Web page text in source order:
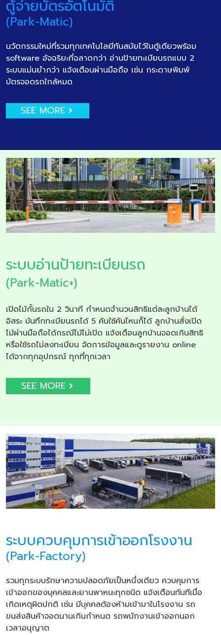
ตู้จ่ายบัตรอัตโนมัติ
(Park-Matic)
นวัตกรรมใหม่ที่รวมทุกเทคโนโลยีทันสมัยไว้ในตู้เดียวพร้อม
software อัจฉริยะที่ฉลาดกว่า อ่านป้ายทะเบียนรถแบบ 2
ระบบแม่นยำกว่า แจ้งเตือนผ่านมือถือ เช่น กระดาษพิมพ์
บัตรจอดรถใกล้หมด
SEE MORE
ระบบอ่านป้ายทะเบียนรถ
(Park-Matic+)
เปิดไม้กั้นรถใน 2 วินาที กำหนดจำนวนสิทธิแต่ละลูกบ้านได้
อิสระ บันทึกทะเบียนรถได้ 5 คันใช้คันไหนก็ได้ ลูกบ้านสั่งเปิด
ไม้ผ่านมือถือได้กรณีไม้ไม่เปิด แจ้งเตือนลูกบ้านจอดเกินสิทธิ
หรือใช้รถไม่ลงทะเบียน จัดการข้อมูลและดูรายงาน online
ได้จากทุกอุปกรณ์ ทุกที่ทุกเวลา
SEE MORE
ระบบควบคุมการเข้าออกโรงงาน
(Park-Factory)
รวมทุกระบบรักษาความปลอดภัยเป็นหนึ่งเดียว ควบคุมการ
เข้าออกของบุคคลและยานพาหนะทุกชนิด แจ้งเตือนทันทีเมื่อ
เกิดเหตุผิดปกติ เช่น มีบุคคลต้องห้ามเข้ามาในโรงงาน รถ
ขนส่งสินค้าจอดนานเกินกำหนด รถพนักงานเข้าออกนอก
เวลาอนุญาต